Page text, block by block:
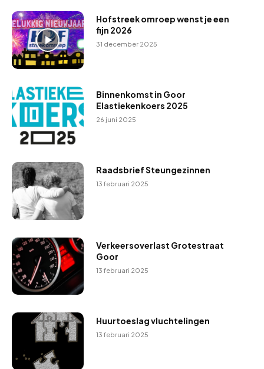
Hofstreek omroep wenst je een
fijn 2026
31 december 2025
Binnenkomst in Goor
Elastiekenkoers 2025
26 juni 2025
Raadsbrief Steungezinnen
13 februari 2025
Verkeersoverlast Grotestraat
Goor
13 februari 2025
Huurtoeslag vluchtelingen
13 februari 2025